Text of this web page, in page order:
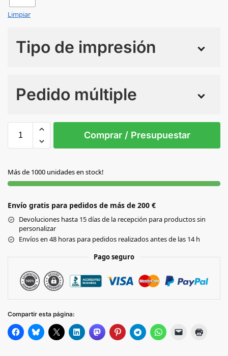
Limpiar
Tipo de impresión
Pedido múltiple
Comprar / Presupuestar
Más de 1000 unidades en stock!
Envío gratis para pedidos de más de 200 €
Devoluciones hasta 15 días de la recepción para productos sin
personalizar
Envíos en 48 horas para pedidos realizados antes de las 14 h
Pago seguro
Compartir esta página: